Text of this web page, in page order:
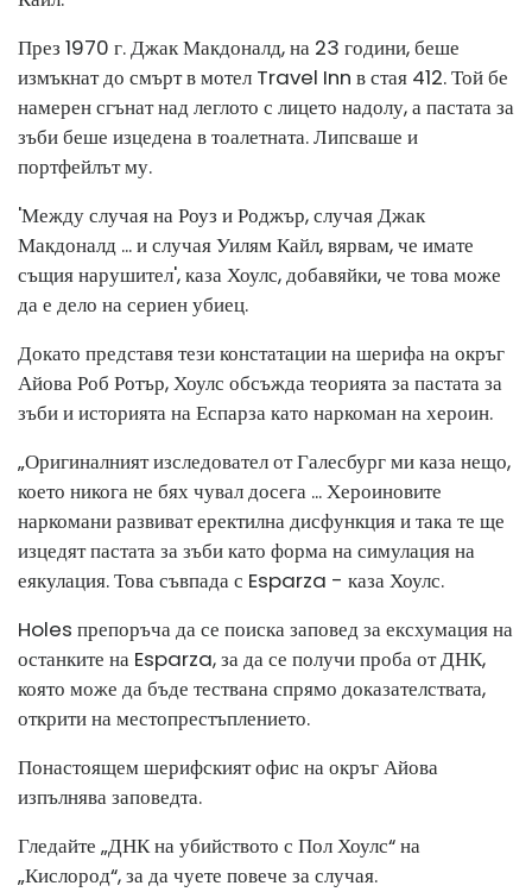
През 1970 г. Джак Макдоналд, на 23 години, беше
измъкнат до смърт в мотел Travel Inn в стая 412. Той бе
намерен сгънат над леглото с лицето надолу, а пастата за
зъби беше изцедена в тоалетната. Липсваше и
портфейлът му.
'Между случая на Роуз и Роджър, случая Джак
Макдоналд ... и случая Уилям Кайл, вярвам, че имате
същия нарушител', каза Хоулс, добавяйки, че това може
да е дело на сериен убиец.
Докато представя тези констатации на шерифа на окръг
Айова Роб Ротър, Хоулс обсъжда теорията за пастата за
зъби и историята на Еспарза като наркоман на хероин.
„Оригиналният изследовател от Галесбург ми каза нещо,
което никога не бях чувал досега ... Хероиновите
наркомани развиват еректилна дисфункция и така те ще
изцедят пастата за зъби като форма на симулация на
еякулация. Това съвпада с Esparza - каза Хоулс.
Holes препоръча да се поиска заповед за ексхумация на
останките на Esparza, за да се получи проба от ДНК,
която може да бъде тествана спрямо доказателствата,
открити на местопрестъплението.
Понастоящем шерифският офис на окръг Айова
изпълнява заповедта.
Гледайте „ДНК на убийството с Пол Хоулс“ на
„Кислород“, за да чуете повече за случая.